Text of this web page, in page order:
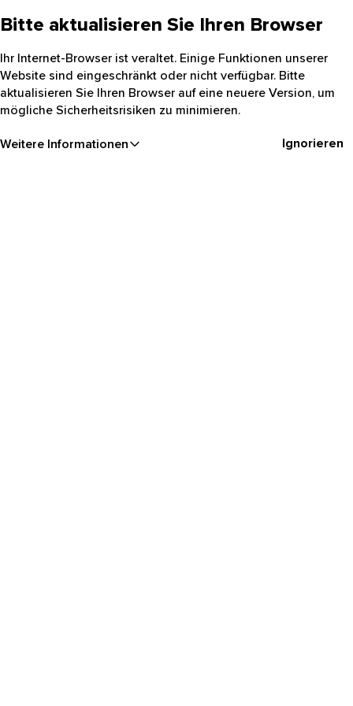
Bitte aktualisieren Sie Ihren Browser
Ihr Internet-Browser ist veraltet. Einige Funktionen unserer
Website sind eingeschränkt oder nicht verfügbar. Bitte
aktualisieren Sie Ihren Browser auf eine neuere Version, um
mögliche Sicherheitsrisiken zu minimieren.
Weitere Informationen Ignorieren